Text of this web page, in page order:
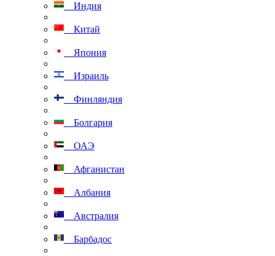
Индия
Китай
Япония
Израиль
Финляндия
Болгария
ОАЭ
Афганистан
Албания
Австралия
Барбадос